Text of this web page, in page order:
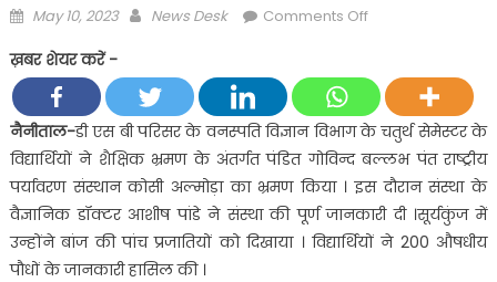
Posted
May 10, 2023 Author
News Desk Comments Offon
शैक्षिक
भ्रमण
के
अंतर्गत
पंडित
गोविन्द
बल्लभ
ख़बर शेयर करें -
नैनीताल-डी एस बी परिसर के वनस्पति विज्ञान विभाग के चतुर्थ सेमेस्टर के
विद्यार्थियों ने शैक्षिक भ्रमण के अंतर्गत पंडित गोविन्द बल्लभ पंत राष्ट्रीय
पर्यावरण संस्थान कोसी अल्मोड़ा का भ्रमण किया । इस दौरान संस्था के
वैज्ञानिक डॉक्टर आशीष पांडे ने संस्था की पूर्ण जानकारी दी ।सूर्यकुंज में
उन्होंने बांज की पांच प्रजातियों को दिखाया । विद्यार्थियों ने 200 औषधीय
पौधों के जानकारी हासिल की ।